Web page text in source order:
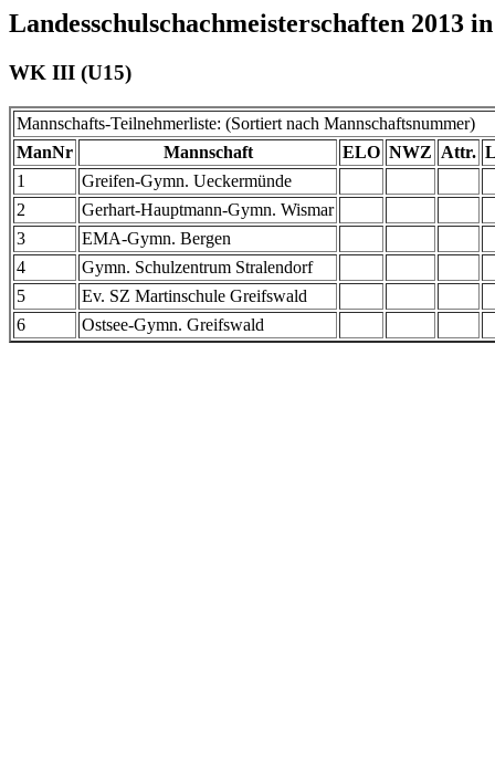
Landesschulschachmeisterschaften 2013
WK III (U15)
Mannschafts-Teilnehmerliste: (Sortiert nach Mannschaftsnummer)
ManNr
Mannschaft ELO NWZ Attr.
1
Greifen-Gymn. Ueckermünde
2
Gerhart-Hauptmann-Gymn. Wismar
3
EMA-Gymn. Bergen
4
Gymn. Schulzentrum Stralendorf
5
Ev. SZ Martinschule Greifswald
6
Ostsee-Gymn. Greifswald